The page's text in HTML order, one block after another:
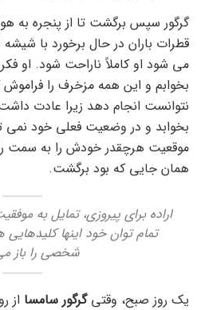
گرگور سپس برگشت تا از پنجره به
قطرات باران در حال برخورد با
می شود او کاملاً ناراحت شود. او
بخوابم و این همه مزخرف را فراموش
نتوانست انجام دهد زیرا عادت
بخوابد و در وضعیت فعلی خود نمی
موقعیت هرچقدر خودش را به سمت
همان جایی که بود برگشت.
اراده برای پیروزی، تمایل به
تمام توان خود اینها
شخصی را باز
یک روز صبح، وقتیگرگور سامسا از